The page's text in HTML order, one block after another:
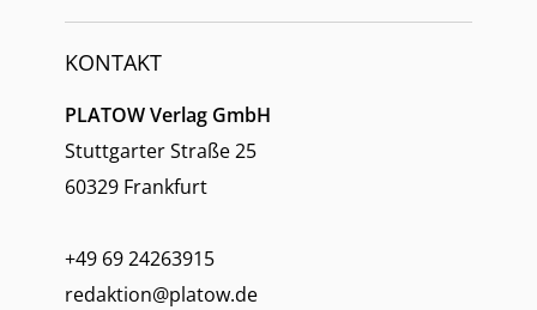
KONTAKT
PLATOW Verlag GmbH
Stuttgarter Straße 25
60329 Frankfurt
+49 69 24263915
redaktion@platow.de